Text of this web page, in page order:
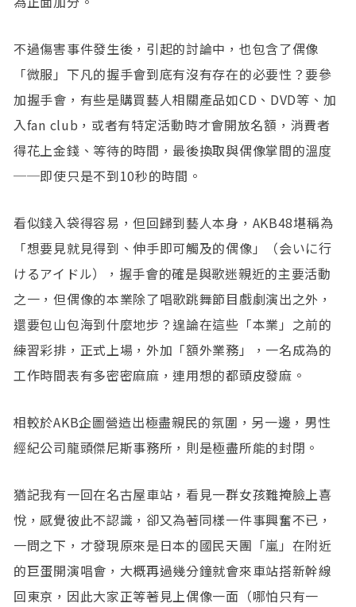
不過傷害事件發生後，引起的討論中，也包含了偶像
「微服」下凡的握手會到底有沒有存在的必要性？要參
加握手會，有些是購買藝人相關產品如CD、DVD等、加
入fan club，或者有特定活動時才會開放名額，消費者
得花上金錢、等待的時間，最後換取與偶像掌間的溫度
──即使只是不到10秒的時間。
看似錢入袋得容易，但回歸到藝人本身，AKB48堪稱為
「想要見就見得到、伸手即可觸及的偶像」（会いに行
けるアイドル），握手會的確是與歌迷親近的主要活動
之一，但偶像的本業除了唱歌跳舞節目戲劇演出之外，
還要包山包海到什麼地步？遑論在這些「本業」之前的
練習彩排，正式上場，外加「額外業務」，一名成為的
工作時間表有多密密麻麻，連用想的都頭皮發麻。
相較於AKB企圖營造出極盡親民的氛圍，另一邊，男性
經紀公司龍頭傑尼斯事務所，則是極盡所能的封閉。
猶記我有一回在名古屋車站，看見一群女孩難掩臉上喜
悅，感覺彼此不認識，卻又為著同樣一件事興奮不已，
一問之下，才發現原來是日本的國民天團「嵐」在附近
的巨蛋開演唱會，大概再過幾分鐘就會來車站搭新幹線
回東京，因此大家正等著見上偶像一面（哪怕只有一